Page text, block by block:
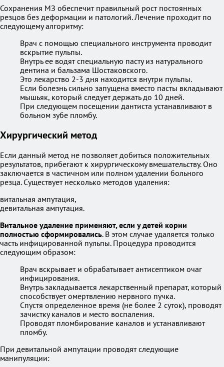
Сохранения МЗ обеспечит правильный рост постоянных
резцов без деформации и патологий. Лечение проходит по
следующему алгоритму:
Врач с помощью специального инструмента проводит
вскрытие пульпы.
Внутрь ее водят специальную пасту из натурального
дентина и бальзама Шостаковского.
Это лекарство 2-3 дня находится внутри пульпы.
Если болезнь сильно запущена вместо пасты вкладывают
мышьяк, который следует держать до 10 дней.
При следующем посещении дантиста устанавливают в
больном зубе пломбу.
Хирургический метод
Если данный метод не позволяет добиться положительных
результатов, прибегают к хирургическому вмешательству. Оно
заключается в частичном или полном удалении больного
резца. Существует несколько методов удаления:
витальная ампутация,
девитальная ампутация.
Витальное удаление применяют, если у детей корни
полностью сформировались. В этом случае удаляется только
часть инфицированной пульпы. Процедура проводится
следующим образом:
Врач вскрывает и обрабатывает антисептиком очаг
инфицирования.
Внутрь закладывается лекарственный препарат, который
способствует омертвлению нервного пучка.
Спустя определенное время (не более 2 суток), проводят
зачистку каналов и место воспаления.
Проводят пломбирование каналов и устанавливают
пломбу.
При девитальной ампутации проводят следующие
манипуляции: